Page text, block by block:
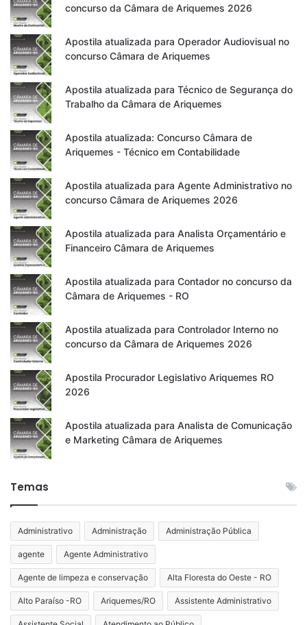
concurso da Câmara de Ariquemes 2026
Apostila atualizada para Operador Audiovisual no
concurso Câmara de Ariquemes
Apostila atualizada para Técnico de Segurança do
Trabalho da Câmara de Ariquemes
Apostila atualizada: Concurso Câmara de
Ariquemes - Técnico em Contabilidade
Apostila atualizada para Agente Administrativo no
concurso Câmara de Ariquemes 2026
Apostila atualizada para Analista Orçamentário e
Financeiro Câmara de Ariquemes
Apostila atualizada para Contador no concurso da
Câmara de Ariquemes - RO
Apostila atualizada para Controlador Interno no
concurso da Câmara de Ariquemes 2026
Apostila Procurador Legislativo Ariquemes RO
2026
Apostila atualizada para Analista de Comunicação
e Marketing Câmara de Ariquemes
Temas
Administrativo Administração Administração Pública
agente Agente Administrativo
Agente de limpeza e conservação Alta Floresta do Oeste - RO
Alto Paraíso -RO Ariquemes/RO Assistente Administrativo